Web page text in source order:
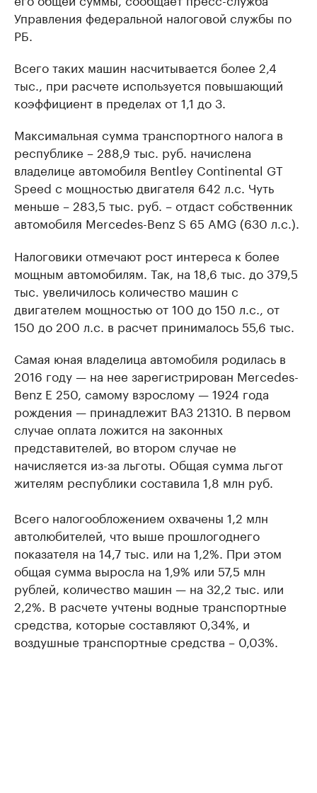
Управления федеральной налоговой службы по
РБ.
Всего таких машин насчитывается более 2,4
тыс., при расчете используется повышающий
коэффициент в пределах от 1,1 до 3.
Максимальная сумма транспортного налога в
республике – 288,9 тыс. руб. начислена
владелице автомобиля Bentley Continental GT
Speed с мощностью двигателя 642 л.с. Чуть
меньше – 283,5 тыс. руб. – отдаст собственник
автомобиля Mercedes-Benz S 65 AMG (630 л.с.).
Налоговики отмечают рост интереса к более
мощным автомобилям. Так, на 18,6 тыс. до 379,5
тыс. увеличилось количество машин с
двигателем мощностью от 100 до 150 л.с., от
150 до 200 л.с. в расчет принималось 55,6 тыс.
Самая юная владелица автомобиля родилась в
2016 году — на нее зарегистрирован Mercedes-
Benz E 250, самому взрослому — 1924 года
рождения — принадлежит ВАЗ 21310. В первом
случае оплата ложится на законных
представителей, во втором случае не
начисляется из-за льготы. Общая сумма льгот
жителям республики составила 1,8 млн руб.
Всего налогообложением охвачены 1,2 млн
автолюбителей, что выше прошлогоднего
показателя на 14,7 тыс. или на 1,2%. При этом
общая сумма выросла на 1,9% или 57,5 млн
рублей, количество машин — на 32,2 тыс. или
2,2%. В расчете учтены водные транспортные
средства, которые составляют 0,34%, и
воздушные транспортные средства – 0,03%.